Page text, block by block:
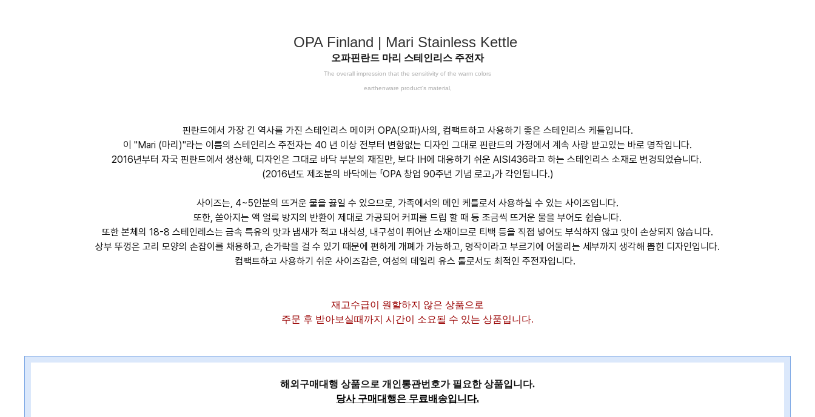
OPA Finland | Mari Stainless Kettle
오파핀란드 마리 스테인리스 주전자
The overall impression that the sensitivity of the warm colors
earthenware product's material,
핀란드에서 가장 긴 역사를 가진 스테인리스 메이커 OPA(오파)사의, 컴팩트하고 사용하기 좋은 스테인리스 케틀입니다.
이 "Mari (마리)"라는 이름의 스테인리스 주전자는 40 년 이상 전부터 변함없는 디자인 그대로 핀란드의 가정에서 계속 사랑 받고있는 바로 명작입니다.
2016년부터 자국 핀란드에서 생산해, 디자인은 그대로 바닥 부분의 재질만, 보다 IH에 대응하기 쉬운 AISI436라고 하는 스테인리스 소재로 변경되었습니다.
(2016년도 제조분의 바닥에는 「OPA 창업 90주년 기념 로고」가 각인됩니다.)
사이즈는, 4~5인분의 뜨거운 물을 끓일 수 있으므로, 가족에서의 메인 케틀로서 사용하실 수 있는 사이즈입니다.
또한, 쏟아지는 액 얼룩 방지의 반환이 제대로 가공되어 커피를 드립 할 때 등 조금씩 뜨거운 물을 부어도 쉽습니다.
또한 본체의 18-8 스테인레스는 금속 특유의 맛과 냄새가 적고 내식성, 내구성이 뛰어난 소재이므로 티백 등을 직접 넣어도 부식하지 않고 맛이 손상되지 않습니다.
상부 뚜껑은 고리 모양의 손잡이를 채용하고, 손가락을 걸 수 있기 때문에 편하게 개폐가 가능하고, 명작이라고 부르기에 어울리는 세부까지 생각해 뽑힌 디자인입니다.
컴팩트하고 사용하기 쉬운 사이즈감은, 여성의 데일리 유스 툴로서도 최적인 주전자입니다.
재고수급이 원할하지 않은 상품으로
주문 후 받아보실때까지 시간이 소요될 수 있는 상품입니다.
해외구매대행 상품으로 개인통관번호가 필요한 상품입니다.
당사 구매대행은 무료배송입니다.